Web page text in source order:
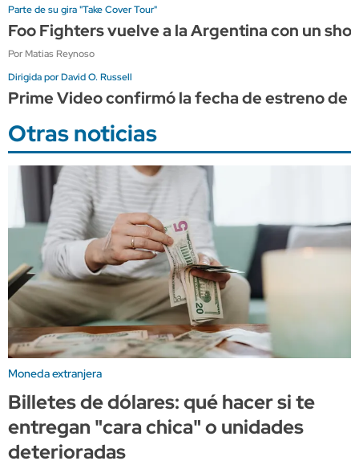
Parte de su gira "Take Cover Tour"
Foo Fighters vuelve a la Argentina con un
Por Matias Reynoso
Dirigida por David O. Russell
Prime Video confirmó la fecha de estreno de
Otras noticias
Moneda extranjera
Billetes de dólares: qué hacer si te
entregan "cara chica" o unidades
deterioradas